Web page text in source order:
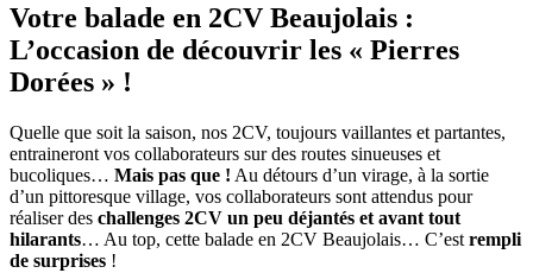
Votre balade en 2CV Beaujolais :
L’occasion de découvrir les « Pierres
Dorées » !
Quelle que soit la saison, nos 2CV, toujours vaillantes et partantes,
entraineront vos collaborateurs sur des routes sinueuses et
bucoliques… Mais pas que ! Au détours d’un virage, à la sortie
d’un pittoresque village, vos collaborateurs sont attendus pour
réaliser des challenges 2CV un peu déjantés et avant tout
hilarants… Au top, cette balade en 2CV Beaujolais… C’est rempli
de surprises !